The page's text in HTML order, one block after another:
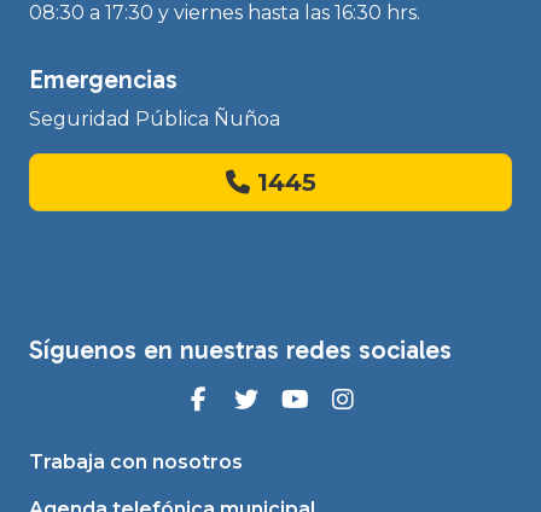
08:30 a 17:30 y viernes hasta las 16:30 hrs.
Emergencias
Seguridad Pública Ñuñoa
1445
Síguenos en nuestras redes sociales
Trabaja con nosotros